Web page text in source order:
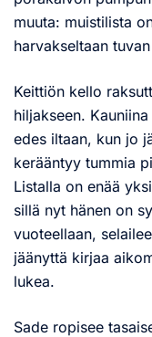
muuta: muistilista
harvakseltaan
Keittiön kello
hiljakseen.
edes iltaan, kun jo
kerääntyy tummia
Listalla on enää
sillä nyt hänen on
vuoteellaan,
jäänyttä kirjaa
lukea.
Sade ropisee